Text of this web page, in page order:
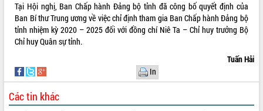
Tại Hội nghị, Ban Chấp hành Đảng bộ tỉnh đã công bố quyết định của
Ban Bí thư Trung ương về việc chỉ định tham gia Ban Chấp hành Đảng bộ
tỉnh nhiệm kỳ 2020 – 2025 đối với đồng chí Niê Ta – Chỉ huy trưởng Bộ
Chỉ huy Quân sự tỉnh.
Tuấn Hải
In
Các tin khác